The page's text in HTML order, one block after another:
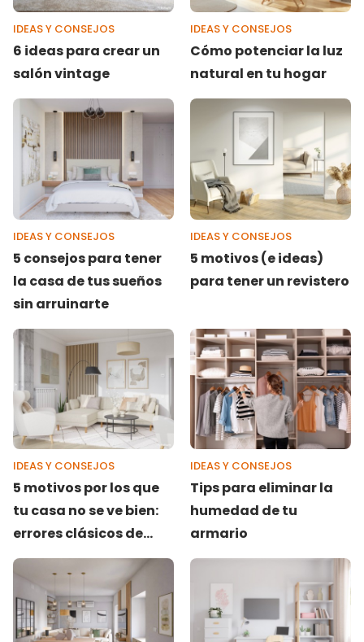
IDEAS Y CONSEJOS
6 ideas para crear un
salón vintage
IDEAS Y CONSEJOS
Cómo potenciar la luz
natural en tu hogar
IDEAS Y CONSEJOS
5 consejos para tener
la casa de tus sueños
sin arruinarte
IDEAS Y CONSEJOS
5 motivos (e ideas)
para tener un revistero
IDEAS Y CONSEJOS
5 motivos por los que
tu casa no se ve bien:
errores clásicos de
decoración (+
soluciones)
IDEAS Y CONSEJOS
Tips para eliminar la
humedad de tu
armario